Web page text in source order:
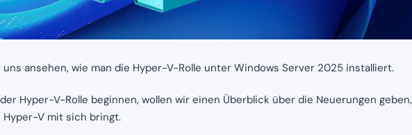
ansehen, wie man die Hyper-V-Rolle unter Windows Server 2025 installiert.
Hyper-V-Rolle beginnen, wollen wir einen Überblick über die Neuerungen geben,
V mit sich bringt.